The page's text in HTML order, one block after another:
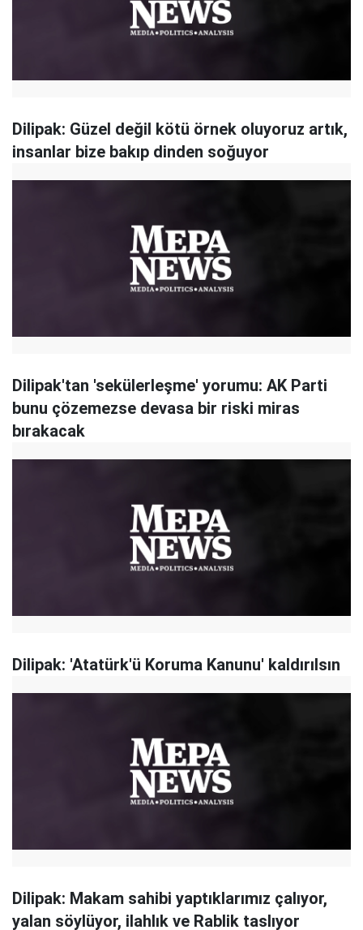
Dilipak: Güzel değil kötü örnek oluyoruz artık,
insanlar bize bakıp dinden soğuyor
Dilipak'tan 'sekülerleşme' yorumu: AK Parti
bunu çözemezse devasa bir riski miras
bırakacak
Dilipak: 'Atatürk'ü Koruma Kanunu' kaldırılsın
Dilipak: Makam sahibi yaptıklarımız çalıyor,
yalan söylüyor, ilahlık ve Rablik taslıyor